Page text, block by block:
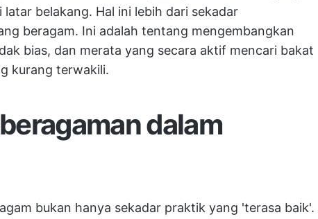
belakang. Hal ini lebih dari sekadar
beragam. Ini adalah tentang mengembangkan
bias, dan merata yang secara aktif mencari bakat
kurang terwakili.
dalam
bukan hanya sekadar praktik yang 'terasa baik'.